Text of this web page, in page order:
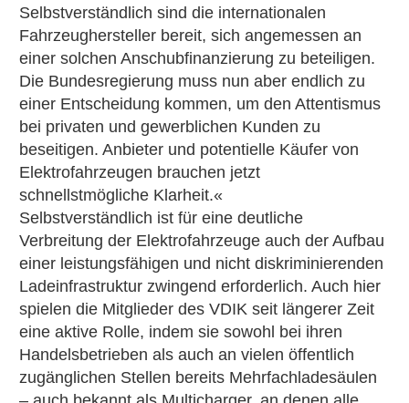
Selbstverständlich sind die internationalen
Fahrzeughersteller bereit, sich angemessen an
einer solchen Anschubfinanzierung zu beteiligen.
Die Bundesregierung muss nun aber endlich zu
einer Entscheidung kommen, um den Attentismus
bei privaten und gewerblichen Kunden zu
beseitigen. Anbieter und potentielle Käufer von
Elektrofahrzeugen brauchen jetzt
schnellstmögliche Klarheit.«
Selbstverständlich ist für eine deutliche
Verbreitung der Elektrofahrzeuge auch der Aufbau
einer leistungsfähigen und nicht diskriminierenden
Ladeinfrastruktur zwingend erforderlich. Auch hier
spielen die Mitglieder des VDIK seit längerer Zeit
eine aktive Rolle, indem sie sowohl bei ihren
Handelsbetrieben als auch an vielen öffentlich
zugänglichen Stellen bereits Mehrfachladesäulen